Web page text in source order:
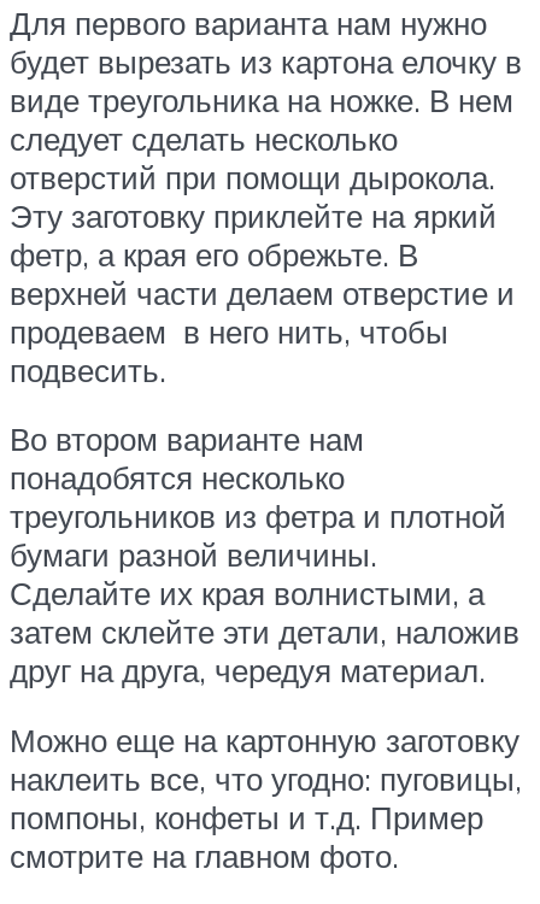
Для первого варианта нам нужно
будет вырезать из картона елочку в
виде треугольника на ножке. В нем
следует сделать несколько
отверстий при помощи дырокола.
Эту заготовку приклейте на яркий
фетр, а края его обрежьте. В
верхней части делаем отверстие и
продеваем в него нить, чтобы
подвесить.
Во втором варианте нам
понадобятся несколько
треугольников из фетра и плотной
бумаги разной величины.
Сделайте их края волнистыми, а
затем склейте эти детали, наложив
друг на друга, чередуя материал.
Можно еще на картонную заготовку
наклеить все, что угодно: пуговицы,
помпоны, конфеты и т.д. Пример
смотрите на главном фото.